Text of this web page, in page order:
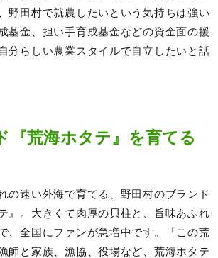
野田村で就農したいという気持ちは強い
基金、担い手育成基金などの資金面の援
分らしい農業スタイルで自立したいと話
『荒海ホタテ』を育てる
の速い外海で育てる、野田村のブランド
』。大きくて肉厚の貝柱と、旨味あふれ
、全国にファンが急増中です。「この荒
師と家族、漁協、役場など、荒海ホタテ